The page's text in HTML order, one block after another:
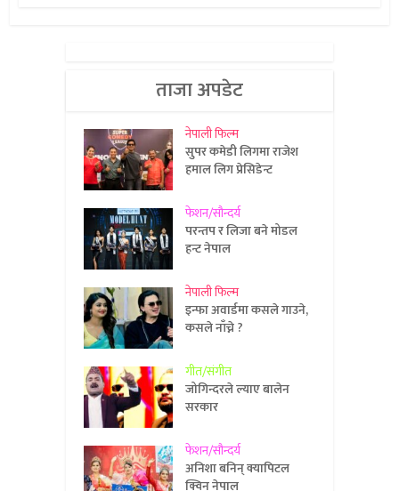
ताजा अपडेट
नेपाली फिल्म
सुपर कमेडी लिगमा राजेश
हमाल लिग प्रेसिडेन्ट
फेशन/सौन्दर्य
परन्तप र लिजा बने मोडल
हन्ट नेपाल
नेपाली फिल्म
इन्फा अवार्डमा कसले गाउने,
कसले नाँच्ने ?
गीत/संगीत
जोगिन्दरले ल्याए बालेन
सरकार
फेशन/सौन्दर्य
अनिशा बनिन् क्यापिटल
क्विन नेपाल